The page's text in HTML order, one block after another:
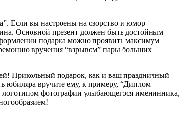
Если вы настроены на озорство и юмор –
Основной презент должен быть достойным
подарка можно проявить максимум
вручения “взрывом” пары больших
Прикольный подарок, как и ваш праздничный
юбиляра вручите ему, к примеру, “Диплом
логотипом фотографии улыбающегося именинника,